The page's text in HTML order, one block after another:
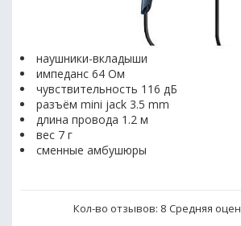
наушники-вкладыши
импеданс 64 Ом
чувствительность 116 дБ
разъём mini jack 3.5 mm
длина провода 1.2 м
вес 7 г
сменные амбушюры
Кол-во отзывов: 8 Средняя